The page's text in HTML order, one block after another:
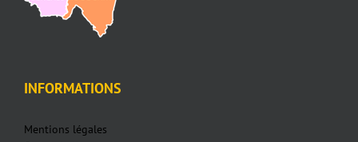
INFORMATIONS
Mentions légales